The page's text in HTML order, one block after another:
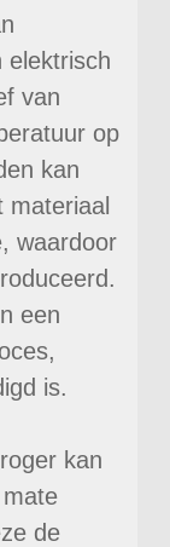
elektrisch
van
op
kan
materiaal
waardoor
een
is.
kan
de